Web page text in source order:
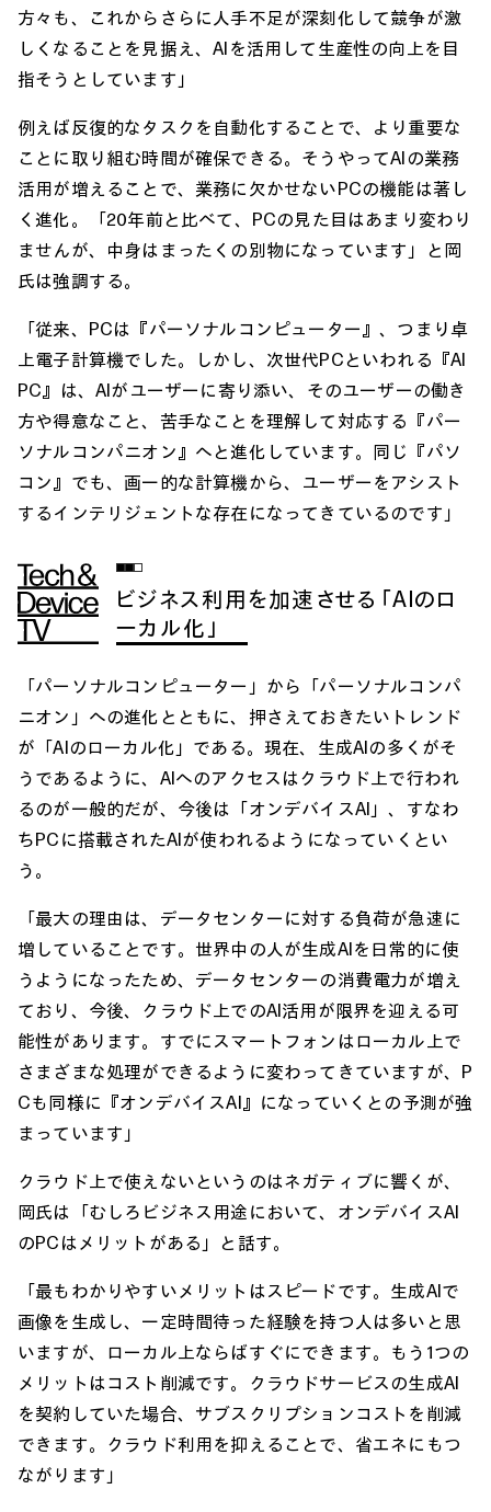
方々も、これからさらに人手不足が深刻化して競争が激
しくなることを見据え、AIを活用して生産性の向上を目
指そうとしています」
例えば反復的なタスクを自動化することで、より重要な
ことに取り組む時間が確保できる。そうやってAIの業務
活用が増えることで、業務に欠かせないPCの機能は著し
く進化。「20年前と比べて、PCの見た目はあまり変わり
ませんが、中身はまったくの別物になっています」と岡
氏は強調する。
「従来、PCは『パーソナルコンピューター』、つまり卓
上電子計算機でした。しかし、次世代PCといわれる『AI
PC』は、AIがユーザーに寄り添い、そのユーザーの働き
方や得意なこと、苦手なことを理解して対応する『パー
ソナルコンパニオン』へと進化しています。同じ『パソ
コン』でも、画一的な計算機から、ユーザーをアシスト
するインテリジェントな存在になってきているのです」
ビジネス利用を加速させる「AIのロ
ーカル化」
「パーソナルコンピューター」から「パーソナルコンパ
ニオン」への進化とともに、押さえておきたいトレンド
が「AIのローカル化」である。現在、生成AIの多くがそ
うであるように、AIへのアクセスはクラウド上で行われ
るのが一般的だが、今後は「オンデバイスAI」、すなわ
ちPCに搭載されたAIが使われるようになっていくとい
う。
「最大の理由は、データセンターに対する負荷が急速に
増していることです。世界中の人が生成AIを日常的に使
うようになったため、データセンターの消費電力が増え
ており、今後、クラウド上でのAI活用が限界を迎える可
能性があります。すでにスマートフォンはローカル上で
さまざまな処理ができるように変わってきていますが、P
Cも同様に『オンデバイスAI』になっていくとの予測が強
まっています」
クラウド上で使えないというのはネガティブに響くが、
岡氏は「むしろビジネス用途において、オンデバイスAI
のPCはメリットがある」と話す。
「最もわかりやすいメリットはスピードです。生成AIで
画像を生成し、一定時間待った経験を持つ人は多いと思
いますが、ローカル上ならばすぐにできます。もう1つの
メリットはコスト削減です。クラウドサービスの生成AI
を契約していた場合、サブスクリプションコストを削減
できます。クラウド利用を抑えることで、省エネにもつ
ながります」